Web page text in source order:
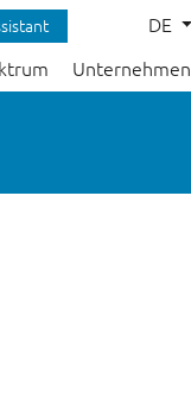
DE
Unternehmen